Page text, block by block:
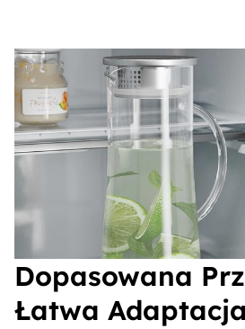
Dopasowana
Łatwa Adaptacja